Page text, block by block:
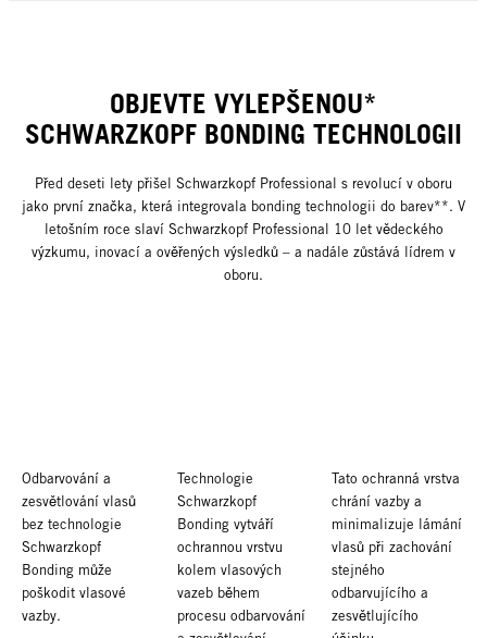
OBJEVTE VYLEPŠENOU*
SCHWARZKOPF BONDING TECHNOLOGII
Před deseti lety přišel Schwarzkopf Professional s revolucí v oboru
jako první značka, která integrovala bonding technologii do barev**. V
letošním roce slaví Schwarzkopf Professional 10 let vědeckého
výzkumu, inovací a ověřených výsledků – a nadále zůstává lídrem v
oboru.
Odbarvování a
zesvětlování vlasů
bez technologie
Schwarzkopf
Bonding může
poškodit vlasové
vazby.
Technologie
Schwarzkopf
Bonding vytváří
ochrannou vrstvu
kolem vlasových
vazeb během
procesu odbarvování
Tato ochranná vrstva
chrání vazby a
minimalizuje lámání
vlasů při zachování
stejného
odbarvujícího a
zesvětlujícího